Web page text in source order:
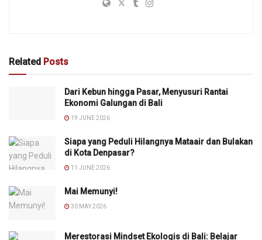
Related Posts
Dari Kebun hingga Pasar, Menyusuri Rantai
Ekonomi Galungan di Bali
19 JUNE 2026
Siapa yang Peduli Hilangnya Mataair dan Bulakan
di Kota Denpasar?
11 JUNE 2026
Mai Memunyi!
30 MAY 2026
Merestorasi Mindset Ekologis di Bali: Belajar